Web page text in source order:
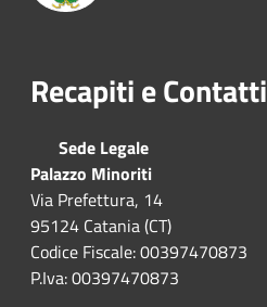
Recapiti e Contatti
Sede Legale
Palazzo Minoriti
Via Prefettura, 14
95124 Catania (CT)
Codice Fiscale: 00397470873
P.Iva: 00397470873